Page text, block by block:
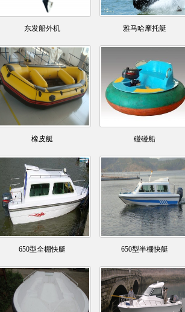
东发船外机 雅马哈摩托艇
橡皮艇 碰碰船
650型全棚快艇 650型半棚快艇